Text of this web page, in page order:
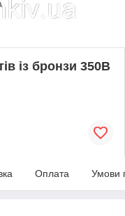
із бронзи 350B
Оплата Умови